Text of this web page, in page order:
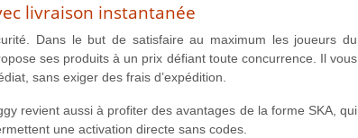
livraison instantanée
Dans le but de satisfaire au maximum les joueurs du
ses produits à un prix défiant toute concurrence. Il vous
sans exiger des frais d’expédition.
revient aussi à profiter des avantages de la forme SKA, qui
une activation directe sans codes.